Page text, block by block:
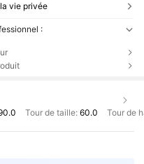
vie privée
:
Tour de taille: 60.0 Tour de